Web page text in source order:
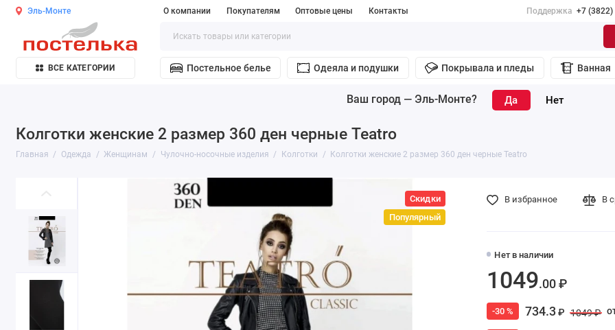
Эль-Монте О компании Покупателям Оптовые цены Контакты Поддержка +7
ВСЕ КАТЕГОРИИ Постельное белье Одеяла и подушки Покрывала и пледы Ванная
Ваш город — Эль-Монте?
Колготки женские 2 размер 360 ден черные Teatro
Главная Одежда Женщинам Чулочно-носочные изделия Колготки Колготки женские 2 размер 360 ден черные Teatro
Скидки
Популярный
Нет в наличии
1049.00 ₽
-30 % 734.3₽ 1049 ₽
В избранное В